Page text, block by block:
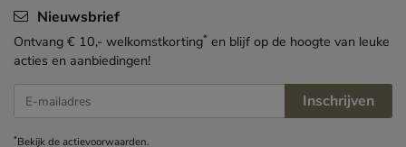
Nieuwsbrief
Ontvang € 10,- welkomstkorting* en blijf op de hoogte van leuke
acties en aanbiedingen!
E-mailadres Inschrijven
*Bekijk deactievoorwaarden.